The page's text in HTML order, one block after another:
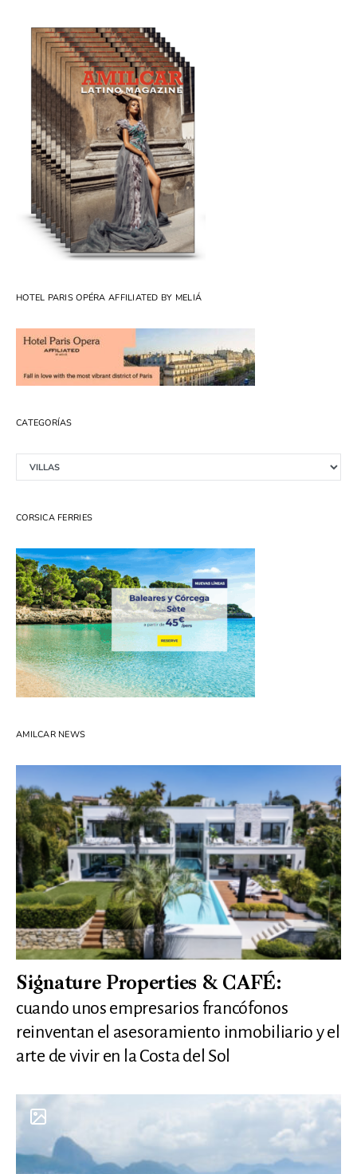
HOTEL PARIS OPÉRA AFFILIATED BY MELIÁ
CATEGORÍAS
Categorías
CORSICA FERRIES
AMILCAR NEWS
Signature Properties & CAFÉ:
cuando unos empresarios francófonos
reinventan el asesoramiento inmobiliario y el
arte de vivir en la Costa del Sol